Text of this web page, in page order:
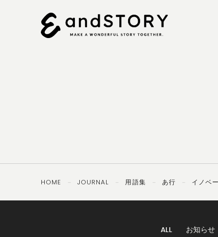
406-8407 OTHERS
PRIVACY SECURITY
HOME － JOURNAL － 用語集 － あ行 － イノベ
ALL お知らせ